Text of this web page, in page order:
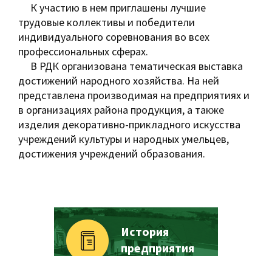
К участию в нем приглашены лучшие
трудовые коллективы и победители
индивидуального соревнования во всех
профессиональных сферах.
В РДК организована тематическая выставка
достижений народного хозяйства. На ней
представлена производимая на предприятиях и
в организациях района продукция, а также
изделия декоративно-прикладного искусства
учреждений культуры и народных умельцев,
достижения учреждений образования.
История
предприятия